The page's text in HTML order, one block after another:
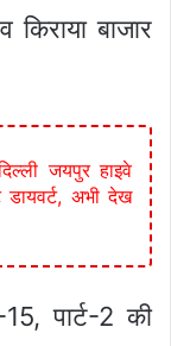
बाजार
जयपुर हाइवे
अभी देख
पार्ट-2 की